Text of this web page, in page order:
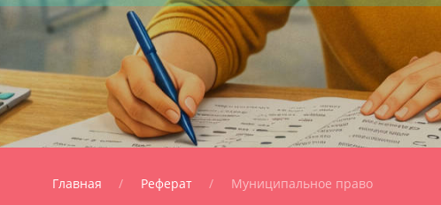
Главная Реферат Муниципальное право